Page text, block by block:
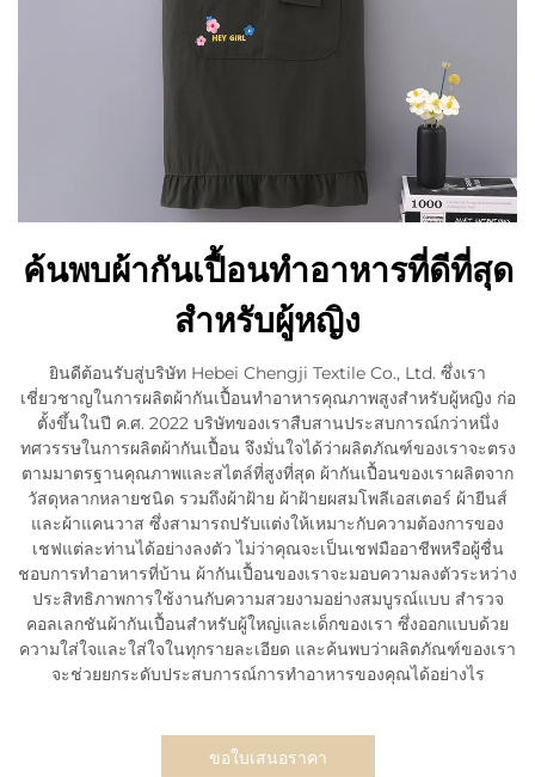
ค้นพบผ้ากันเปื้อนทำอาหารที่ดีที่สุด
สำหรับผู้หญิง
ยินดีต้อนรับสู่บริษัท Hebei Chengji Textile Co., Ltd. ซึ่งเรา
เชี่ยวชาญในการผลิตผ้ากันเปื้อนทำอาหารคุณภาพสูงสำหรับผู้หญิง ก่อ
ตั้งขึ้นในปี ค.ศ. 2022 บริษัทของเราสืบสานประสบการณ์กว่าหนึ่ง
ทศวรรษในการผลิตผ้ากันเปื้อน จึงมั่นใจได้ว่าผลิตภัณฑ์ของเราจะตรง
ตามมาตรฐานคุณภาพและสไตล์ที่สูงที่สุด ผ้ากันเปื้อนของเราผลิตจาก
วัสดุหลากหลายชนิด รวมถึงผ้าฝ้าย ผ้าฝ้ายผสมโพลีเอสเตอร์ ผ้ายีนส์
และผ้าแคนวาส ซึ่งสามารถปรับแต่งให้เหมาะกับความต้องการของ
เชฟแต่ละท่านได้อย่างลงตัว ไม่ว่าคุณจะเป็นเชฟมืออาชีพหรือผู้ชื่น
ชอบการทำอาหารที่บ้าน ผ้ากันเปื้อนของเราจะมอบความลงตัวระหว่าง
ประสิทธิภาพการใช้งานกับความสวยงามอย่างสมบูรณ์แบบ สำรวจ
คอลเลกชันผ้ากันเปื้อนสำหรับผู้ใหญ่และเด็กของเรา ซึ่งออกแบบด้วย
ความใส่ใจและใส่ใจในทุกรายละเอียด และค้นพบว่าผลิตภัณฑ์ของเรา
จะช่วยยกระดับประสบการณ์การทำอาหารของคุณได้อย่างไร
ขอใบเสนอราคา